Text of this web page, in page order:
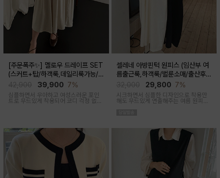
[주문폭주✨] 멜로우 드레이프 SET
(스커트+탑/하객룩,데일리룩가능/
임산부,출산후 착용가능)
39,900 7%
심플하면서 우아하고 여성스러운 포인
트로 무드있게 착용되어 코디 걱정 없는
셀레네 아방핀턱 원피스 (임산부 여
름출근룩,하객룩/벌룬소매/출산후
29,800 7%
시크하면서 심플한 디자인으로 착용만
해도 무드있게 연출해주는 여름 원피스